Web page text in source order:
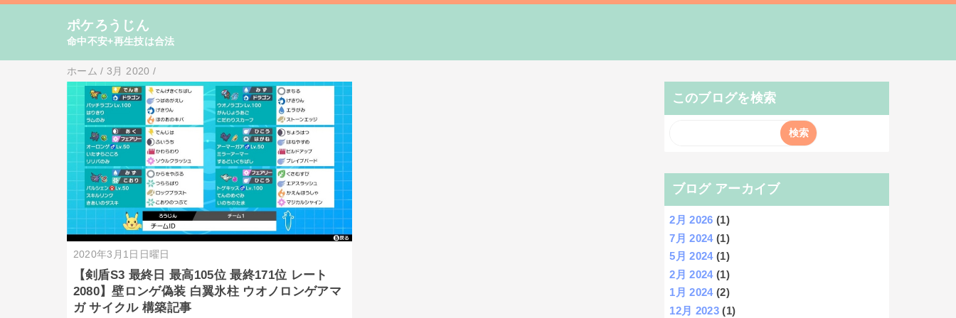
ポケろうじん
命中不安+再生技は合法
ホーム / 3月 2020 /
2020年3月1日日曜日
【剣盾S3 最終日 最高105位 最終171位 レート
2080】壁ロンゲ偽装 白翼氷柱 ウオノロンゲアマ
ガ サイクル 構築記事
このブログを検索
ブログ アーカイブ
2月 2026 (1)
7月 2024(1)
5月 2024(1)
2月 2024(1)
1月 2024(2)
12月 2023 (1)